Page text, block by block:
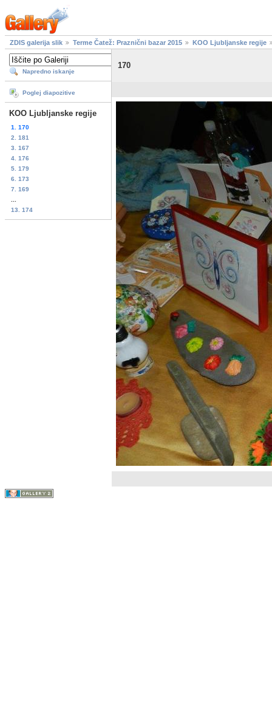
ZDIS galerija slik Terme Čatež: Praznični bazar 2015 KOO Ljubljanske regije
Napredno iskanje
Poglej diapozitive
KOO Ljubljanske regije
1. 170
2. 181
3. 167
4. 176
5. 179
6. 173
7. 169
13. 174
170